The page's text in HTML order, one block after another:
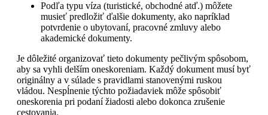
Podľa typu víza (turistické, obchodné atď.) môžete
musieť predložiť ďalšie dokumenty, ako napríklad
potvrdenie o ubytovaní, pracovné zmluvy alebo
akademické dokumenty.
Je dôležité organizovať tieto dokumenty pečlivým spôsobom,
aby sa vyhli delším oneskoreniam. Každý dokument musí byť
originálny a v súlade s pravidlami stanovenými ruskou
vládou. Nespĺnenie týchto požiadaviek môže spôsobiť
oneskorenia pri podaní žiadosti alebo dokonca zrušenie
cestovania.